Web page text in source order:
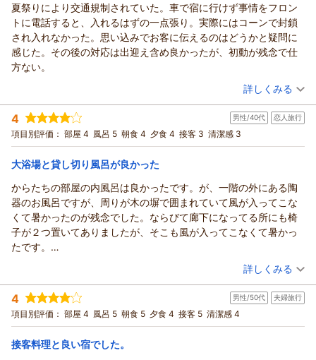
この度は当館へご宿泊いただき、誠にありがとうございまし
た。
「良い宿」とお褒めいただいた一方で、露天風呂では外からの
視線が気になり、落ち着いてご入浴いただけなかったとのこ
と、大変失礼いたしました。当館の露天風呂は、皆様に開放感
と景色をお楽しみいただけるような造りにしておりますが、ご
不安な思いをさせてしまい心苦しく存じます。
いただきましたご意見は貴重な気づきとして共有し、皆様に心
地よくお過ごしいただける宿づくりに努めてまいります。ご多
忙の中、ご感想をお寄せいただきありがとうございました。
玉の湯 池田
夏祭りにより交通規制されていた。車で宿に行けず事情をフロン
トに電話すると、入れるはずの一点張り。実際にはコーンで封鎖
され入れなかった。思い込みでお客に伝えるのはどうかと疑問に
感じた。その後の対応は出迎え含め良かったが、初動が残念で仕
方ない。
（投稿日：2026/07/21）
宿泊時期： 2026年07月宿泊 (家族旅行)
投稿者： まささん(男性/50代)
宿泊プラン： 【本館｜陶然閣｜基本企画】1泊2食｜個室食
朝/個室利用
夕/個室利用
宿泊価格帯： 27,001～28,000円(大人一人あたり/税込)
信州戸倉上山田温泉 玉の湯からの返信
このたびは当館にご宿泊いただき、誠にありがとうございまし
た。
夏祭りに伴う交通規制の際には、ご案内が行き届かず、多大な
るご迷惑をお掛けしましたこと、心よりお詫び申し上げます。
当日は一時的な誘導員の不在などをフロントが十分に把握しな
いままご案内してしまい、確認不足でございましたことを深く
反省しております。
頂戴したご意見を真摯に受け止め、来年の夏祭りに向けまして
は、お客様に安心してお越しいただけるよう、ご案内体制につ
いて検討を進めてまいります。
詳しくみる
4 男性/40代 恋人旅行
項目別評価： 部屋 4 風呂 5 朝食 4 夕食 4 接客 3 清潔感 3
大浴場と貸し切り風呂が良かった
からたちの部屋の内風呂は良かったです。が、一階の外にある陶
器のお風呂ですが、周りが木の塀で囲まれていて風が入ってこな
くて暑かったのが残念でした。ならびて廊下になってる所にも椅
子が２つ置いてありましたが、そこも風が入ってこなくて暑かっ
たです。
（投稿日：2026/07/19）
宿泊時期： 2026年07月宿泊 (恋人旅行)
投稿者： マサさん(男性/40代)
宿泊プラン： お二人プラン【温泉付離れ｜美松亭】★5大特典付★グレード
アップ≪雅≫｜個室食
和室 朝・夕 朝/個室利用 夕/個室利用
宿泊価格帯： 30,001円以上(大人一人あたり/税込)
詳しくみる
4 男性/50代 夫婦旅行
項目別評価： 部屋 4 風呂 5 朝食 5 夕食 4 接客 5 清潔感 4
接客料理と良い宿でした。